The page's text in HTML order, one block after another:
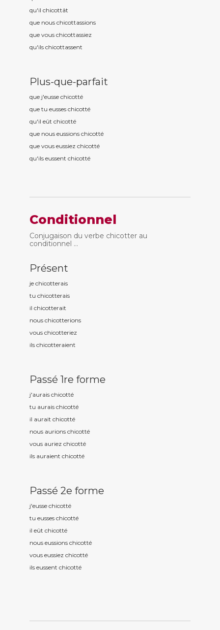
qu'il chicottât
que nous chicottassions
que vous chicottassiez
qu'ils chicottassent
Plus-que-parfait
que j'eusse chicotté
que tu eusses chicotté
qu'il eût chicotté
que nous eussions chicotté
que vous eussiez chicotté
qu'ils eussent chicotté
Conditionnel
Conjugaison du verbe chicotter au
conditionnel ...
Présent
je chicotterais
tu chicotterais
il chicotterait
nous chicotterions
vous chicotteriez
ils chicotteraient
Passé 1re forme
j'aurais chicotté
tu aurais chicotté
il aurait chicotté
nous aurions chicotté
vous auriez chicotté
ils auraient chicotté
Passé 2e forme
j'eusse chicotté
tu eusses chicotté
il eût chicotté
nous eussions chicotté
vous eussiez chicotté
ils eussent chicotté